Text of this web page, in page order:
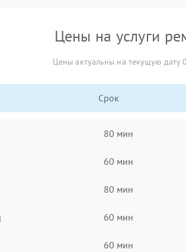
Цены на услуги
Цены актуальны на текущую дату
Срок
80 мин
60 мин
80 мин
60 мин
60 мин